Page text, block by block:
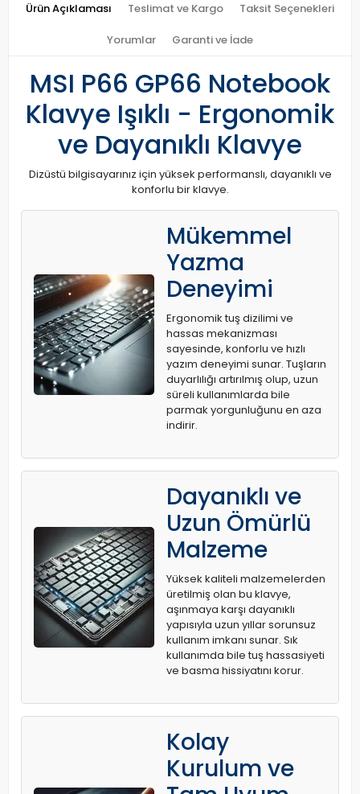
Ürün Açıklaması Teslimat ve Kargo Taksit Seçenekleri
Yorumlar Garanti ve İade
MSI P66 GP66 Notebook
Klavye Işıklı - Ergonomik
ve Dayanıklı Klavye
Dizüstü bilgisayarınız için yüksek performanslı, dayanıklı ve
konforlu bir klavye.
Mükemmel
Yazma
Deneyimi
Ergonomik tuş dizilimi ve
hassas mekanizması
sayesinde, konforlu ve hızlı
yazım deneyimi sunar. Tuşların
duyarlılığı artırılmış olup, uzun
süreli kullanımlarda bile
parmak yorgunluğunu en aza
indirir.
Dayanıklı ve
Uzun Ömürlü
Malzeme
Yüksek kaliteli malzemelerden
üretilmiş olan bu klavye,
aşınmaya karşı dayanıklı
yapısıyla uzun yıllar sorunsuz
kullanım imkanı sunar. Sık
kullanımda bile tuş hassasiyeti
ve basma hissiyatını korur.
Kolay
Kurulum ve